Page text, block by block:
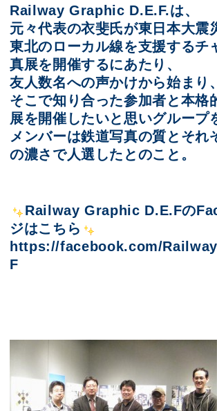
Railway Graphic D.E.F.は、
元々代表の衣斐氏が東日本大震
東北のローカル線を支援するチ
真展を開催するにあたり、
友人数名への声かけから始まり、
そこで知り合った参加者と本格
展を開催したいと思いグループ
メンバーは鉄道写真の質とそれ
の濃さで人選したとのこと。
Railway Graphic D.E.Fの
ジはこちら
https://facebook.com/
F